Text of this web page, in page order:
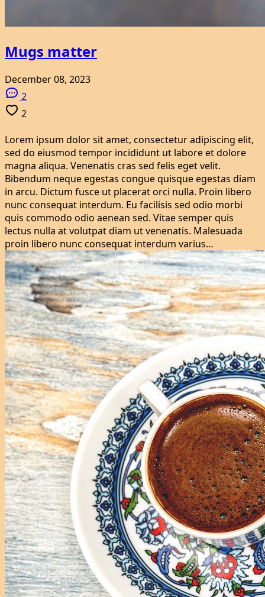
Mugs matter
December 08, 2023
2
2
Lorem ipsum dolor sit amet, consectetur adipiscing elit,
sed do eiusmod tempor incididunt ut labore et dolore
magna aliqua. Venenatis cras sed felis eget velit.
Bibendum neque egestas congue quisque egestas diam
in arcu. Dictum fusce ut placerat orci nulla. Proin libero
nunc consequat interdum. Eu facilisis sed odio morbi
quis commodo odio aenean sed. Vitae semper quis
lectus nulla at volutpat diam ut venenatis. Malesuada
proin libero nunc consequat interdum varius…